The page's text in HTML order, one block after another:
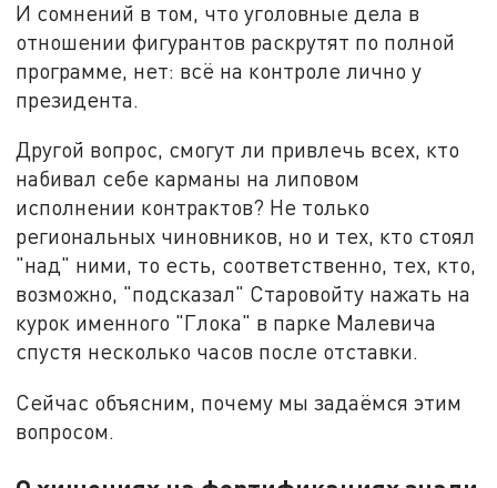
И сомнений в том, что уголовные дела в
отношении фигурантов раскрутят по полной
программе, нет: всё на контроле лично у
президента.
Другой вопрос, смогут ли привлечь всех, кто
набивал себе карманы на липовом
исполнении контрактов? Не только
региональных чиновников, но и тех, кто стоял
"над" ними, то есть, соответственно, тех, кто,
возможно, "подсказал" Старовойту нажать на
курок именного "Глока" в парке Малевича
спустя несколько часов после отставки.
Сейчас объясним, почему мы задаёмся этим
вопросом.